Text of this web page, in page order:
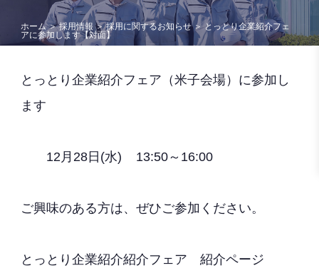
ホーム＞採用情報 ＞採用に関するお知らせ＞とっとり企業紹介フェ
アに参加します【対面】
とっとり企業紹介フェア（米子会場）に参加し
ます
12月28日(水) 13:50～16:00
ご興味のある方は、ぜひご参加ください。
とっとり企業紹介紹介フェア 紹介ページ